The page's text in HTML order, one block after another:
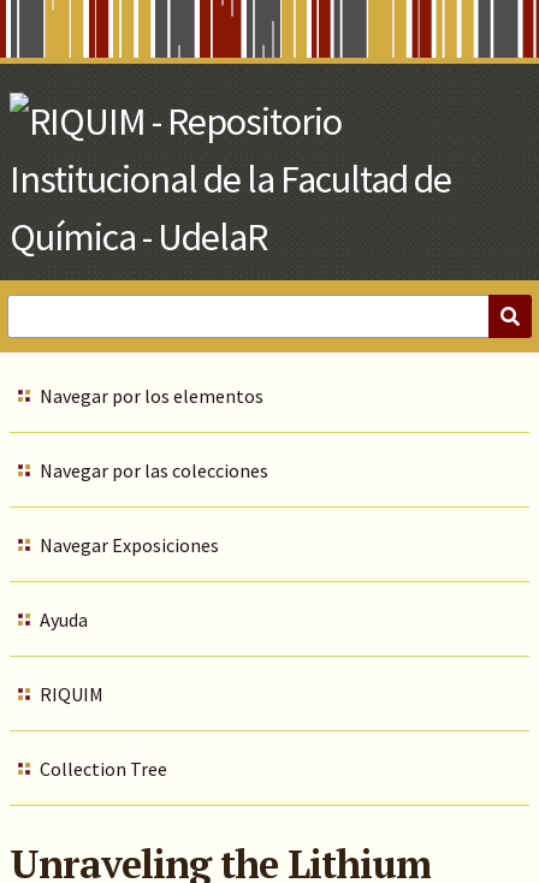
Main
Content
Navegar por los elementos
Navegar por las colecciones
Navegar Exposiciones
Ayuda
RIQUIM
Collection Tree
Unraveling the Lithium